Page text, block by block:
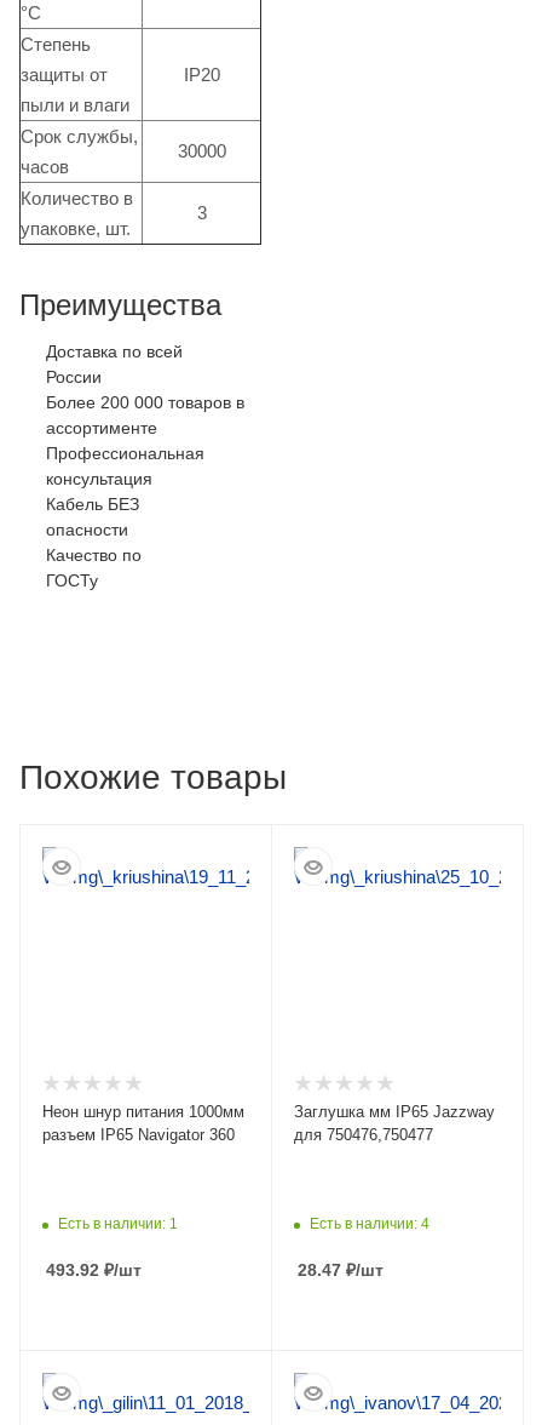
°C
Степень
защиты от
пыли и влаги
IP20
Срок службы,
часов
30000
Количество в
упаковке, шт.
3
Преимущества
Доставка по всей
России
Более 200 000 товаров в
ассортименте
Профессиональная
консультация
Кабель БЕЗ
опасности
Качество по
ГОСТу
Похожие товары
Неон шнур питания 1000мм
разъем IP65 Navigator 360
Есть в наличии: 1
493.92 ₽/шт
Заглушка мм IP65 Jazzway
для 750476,750477
Есть в наличии: 4
28.47 ₽/шт